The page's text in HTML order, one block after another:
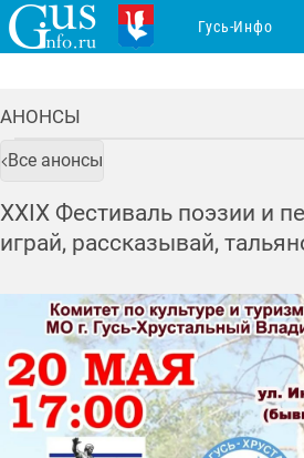
АНОНСЫ
Все анонсы
XXIX Фестиваль поэзии и
играй, рассказывай,
Гусь-Инфо